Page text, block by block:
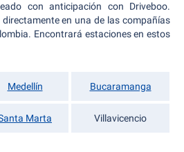
con anticipación con Driveboo.
en una de las compañías
Encontrará estaciones en estos
Medellín Bucaramanga
Marta Villavicencio